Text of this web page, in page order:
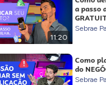
11:20
a passo
Sebrae
Como
do
Sebrae